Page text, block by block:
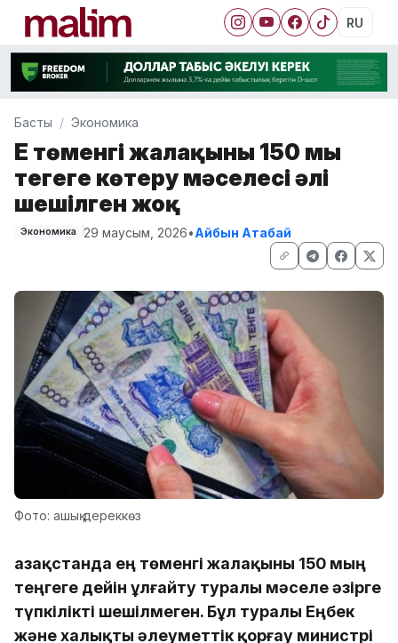
RU
Басты Экономика
Ең төменгі жалақыны 150 мың
теңгеге көтеру мәселесі әлі
шешілген жоқ
Экономика 29 маусым, 2026•Айбын Атабай
Фото: ашық дереккөз
Қазақстанда ең төменгі жалақыны 150 мың
теңгеге дейін ұлғайту туралы мәселе әзірге
түпкілікті шешілмеген. Бұл туралы Еңбек
және халықты әлеуметтік қорғау министрі